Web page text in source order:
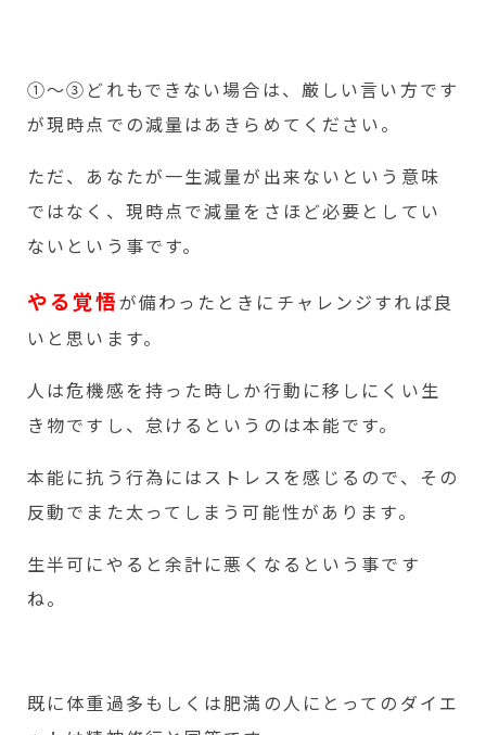
①～③どれもできない場合は、厳しい言い方です
が現時点での減量はあきらめてください。
ただ、あなたが一生減量が出来ないという意味
ではなく、現時点で減量をさほど必要としてい
ないという事です。
やる覚悟が備わったときにチャレンジすれば良
いと思います。
人は危機感を持った時しか行動に移しにくい生
き物ですし、怠けるというのは本能です。
本能に抗う行為にはストレスを感じるので、その
反動でまた太ってしまう可能性があります。
生半可にやると余計に悪くなるという事です
ね。
既に体重過多もしくは肥満の人にとってのダイエ